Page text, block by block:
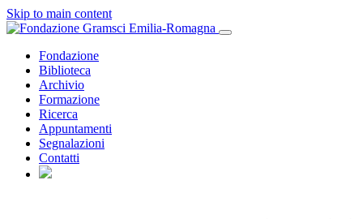
Skip to main content
Fondazione
Biblioteca
Archivio
Formazione
Ricerca
Appuntamenti
Segnalazioni
Contatti